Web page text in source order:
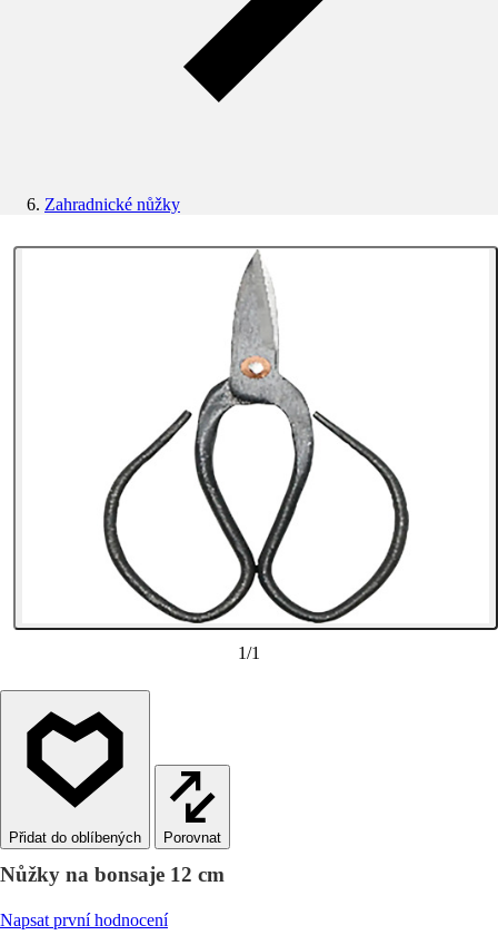
Zahradnické nůžky
1/1
Porovnat
Nůžky na bonsaje 12 cm
Napsat první hodnocení